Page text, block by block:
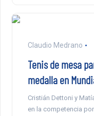
Claudio Medrano
Tenis de mesa
medalla en
Cristián Dettoni y
en la competencia